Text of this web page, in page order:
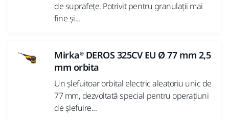
de suprafețe. Potrivit pentru granulații mai
fine și...
Mirka® DEROS 325CV EU Ø 77 mm 2,5
mm orbita
Un șlefuitoar orbital electric aleatoriu unic de
77 mm, dezvoltată special pentru operațiuni
de șlefuire...